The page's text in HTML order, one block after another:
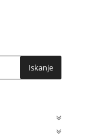
Iskanje